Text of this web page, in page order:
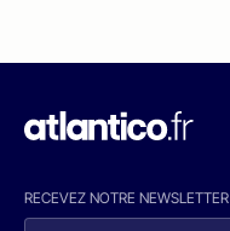
RECEVEZ NOTRE NEWSLETTER